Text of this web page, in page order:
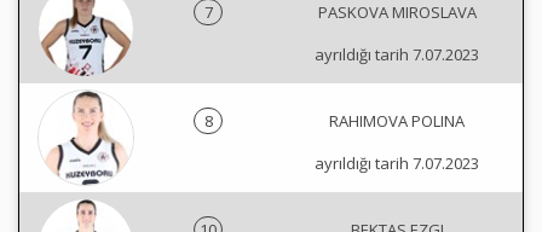
7
PASKOVA MIROSLAVA
ayrıldığı tarih 7.07.2023
8
RAHIMOVA POLINA
ayrıldığı tarih 7.07.2023